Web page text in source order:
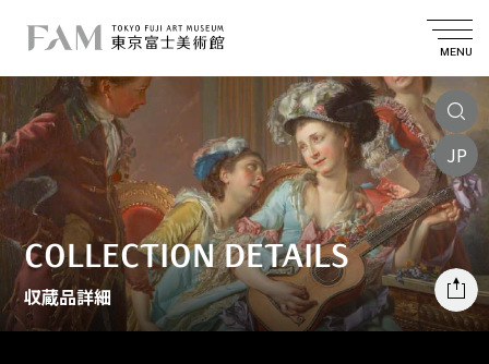
MENU
JP
COLLECTION DETAILS
収蔵品詳細